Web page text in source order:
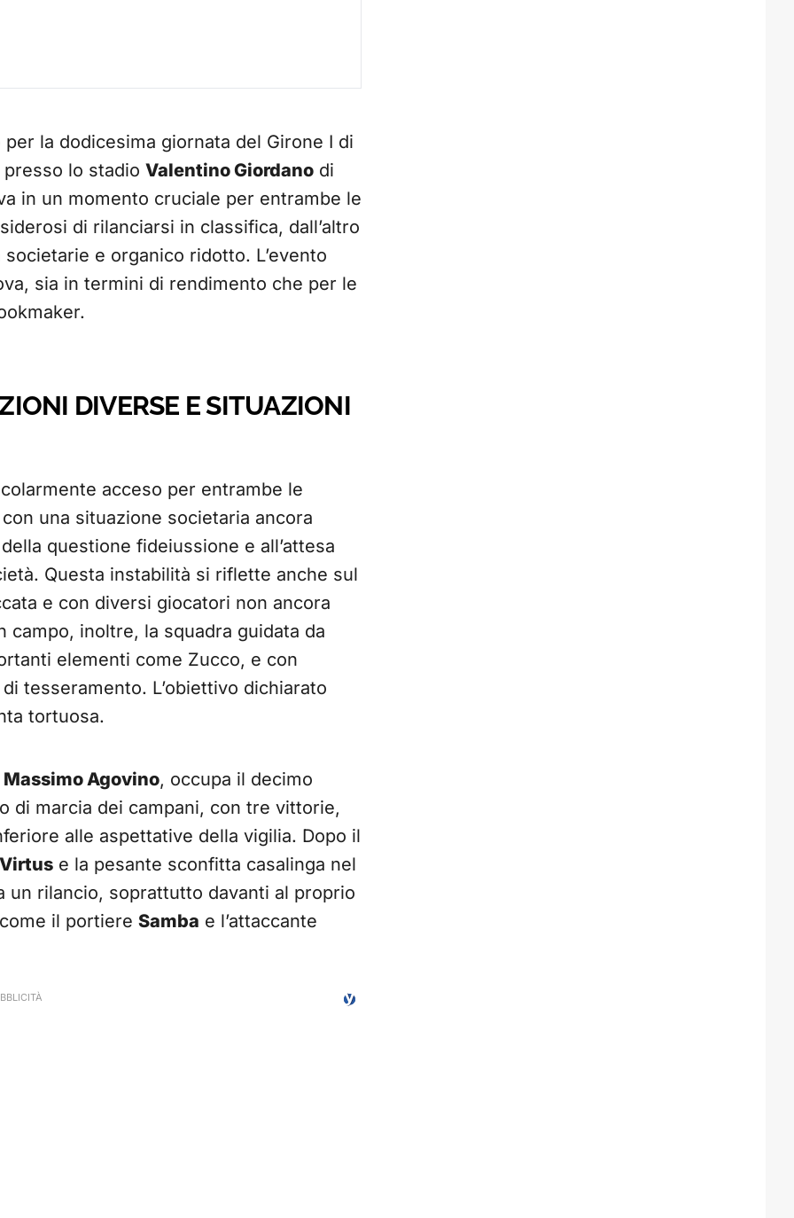
per la dodicesima giornata del Girone I di
lo stadio Valentino Giordano di
in un momento cruciale per entrambe le
di rilanciarsi in classifica, dall’altro
e organico ridotto. L’evento
sia in termini di rendimento che per le
DIVERSE E SITUAZIONI
acceso per entrambe le
una situazione societaria ancora
questione fideiussione e all’attesa
Questa instabilità si riflette anche sul
e con diversi giocatori non ancora
inoltre, la squadra guidata da
elementi come Zucco, e con
tesseramento. L’obiettivo dichiarato
tortuosa.
Massimo Agovino, occupa il decimo
di marcia dei campani, con tre vittorie,
alle aspettative della vigilia. Dopo il
e la pesante sconfitta casalinga nel
un rilancio, soprattutto davanti al proprio
il portiere Samba e l’attaccante